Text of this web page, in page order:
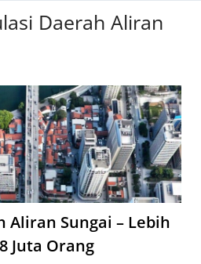
Daerah Aliran
Aliran Sungai – Lebih
Juta Orang